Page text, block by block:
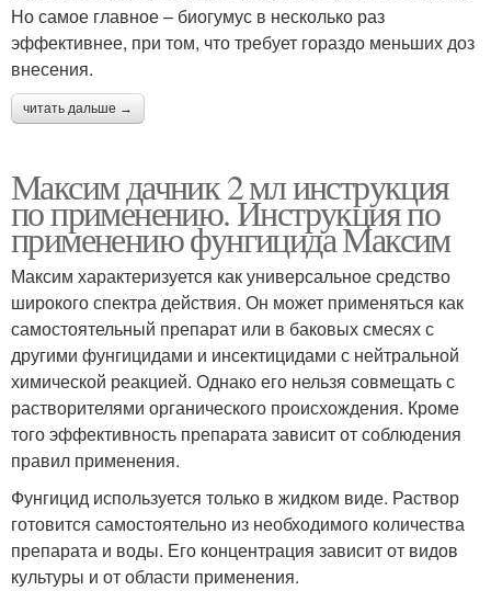
Но самое главное – биогумус в несколько раз
эффективнее, при том, что требует гораздо меньших доз
внесения.
читать дальше →
Максим дачник 2 мл инструкция
по применению. Инструкция по
применению фунгицида Максим
Максим характеризуется как универсальное средство
широкого спектра действия. Он может применяться как
самостоятельный препарат или в баковых смесях с
другими фунгицидами и инсектицидами с нейтральной
химической реакцией. Однако его нельзя совмещать с
растворителями органического происхождения. Кроме
того эффективность препарата зависит от соблюдения
правил применения.
Фунгицид используется только в жидком виде. Раствор
готовится самостоятельно из необходимого количества
препарата и воды. Его концентрация зависит от видов
культуры и от области применения.